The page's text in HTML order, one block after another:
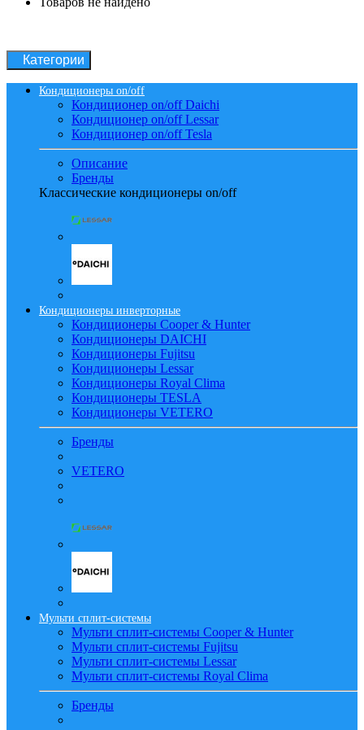
Категории
Кондиционеры on/off
Кондиционер on/off Daichi
Кондиционер on/off Lessar
Кондиционер on/off Tesla
Описание
Бренды
Классические кондиционеры on/off
Кондиционеры инверторные
Кондиционеры Cooper & Hunter
Кондиционеры DAICHI
Кондиционеры Fujitsu
Кондиционеры Lessar
Кондиционеры Royal Clima
Кондиционеры TESLA
Кондиционеры VETERO
Бренды
VETERO
Мульти сплит-системы
Мульти сплит-системы Cooper & Hunter
Мульти сплит-системы Fujitsu
Мульти сплит-системы Lessar
Мульти сплит-системы Royal Clima
Бренды